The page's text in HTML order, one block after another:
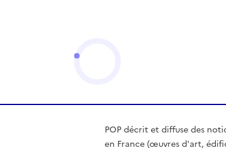
POP décrit et diffuse des
en France (œuvres d'art,